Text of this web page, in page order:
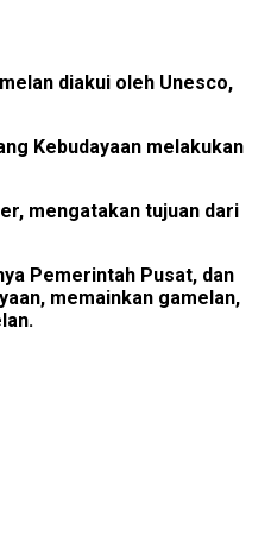
diakui oleh Unesco,
Kebudayaan melakukan
mengatakan tujuan dari
Pemerintah Pusat, dan
memainkan gamelan,